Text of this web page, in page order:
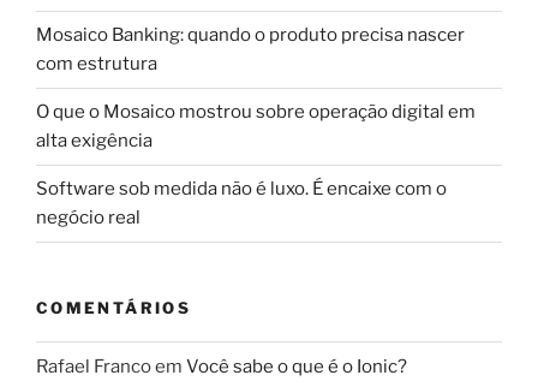
Mosaico Banking: quando o produto precisa nascer
com estrutura
O que o Mosaico mostrou sobre operação digital em
alta exigência
Software sob medida não é luxo. É encaixe com o
negócio real
COMENTÁRIOS
Rafael Francoem Você sabe o que é o Ionic?